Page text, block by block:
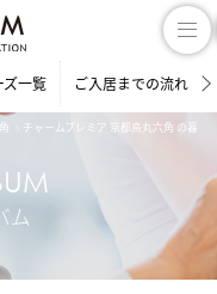
ズ一覧 ご入居までの流れ
チャームプレミア 京都烏丸六角 の暮ら
ム